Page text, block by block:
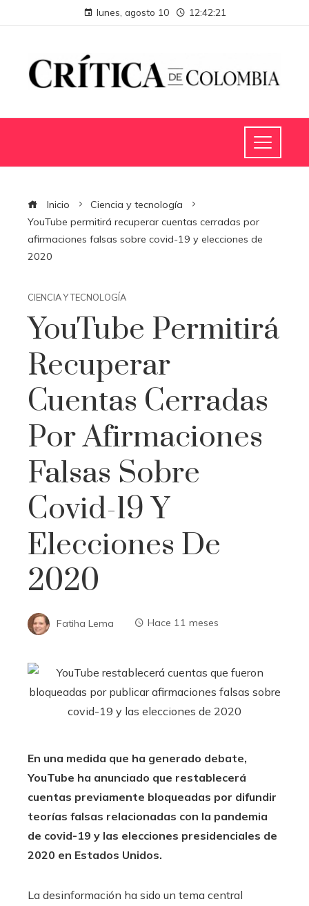
lunes, agosto 10 12:42:22
Inicio
Ciencia y tecnología
YouTube permitirá recuperar cuentas cerradas por
afirmaciones falsas sobre covid-19 y elecciones de
2020
CIENCIA Y TECNOLOGÍA
YouTube Permitirá
Recuperar
Cuentas Cerradas
Por Afirmaciones
Falsas Sobre
Covid-19 Y
Elecciones De
2020
Fatiha Lema Hace 11 meses
En una medida que ha generado debate,
YouTube ha anunciado que restablecerá
cuentas previamente bloqueadas por difundir
teorías falsas relacionadas con la pandemia
de covid-19 y las elecciones presidenciales de
2020 en Estados Unidos.
La desinformación ha sido un tema central